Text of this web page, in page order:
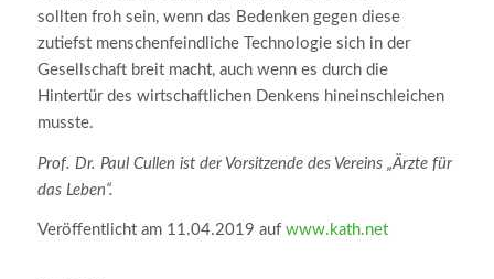
sollten froh sein, wenn das Bedenken gegen diese
zutiefst menschenfeindliche Technologie sich in der
Gesellschaft breit macht, auch wenn es durch die
Hintertür des wirtschaftlichen Denkens hineinschleichen
musste.
Prof. Dr. Paul Cullen ist der Vorsitzende des Vereins „Ärzte für
das Leben“.
Veröffentlicht am 11.04.2019 auf www.kath.net